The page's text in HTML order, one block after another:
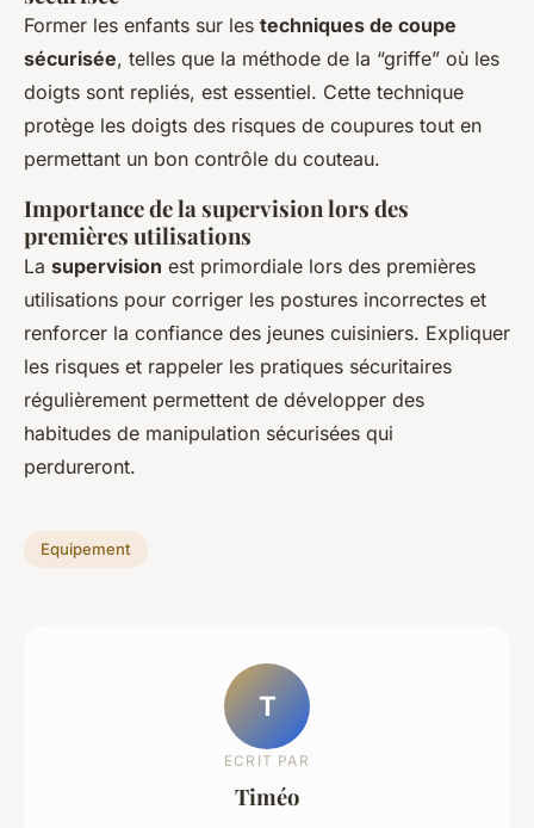
Former les enfants sur les techniques de coupe
sécurisée, telles que la méthode de la “griffe” où les
doigts sont repliés, est essentiel. Cette technique
protège les doigts des risques de coupures tout en
permettant un bon contrôle du couteau.
Importance de la supervision lors des
premières utilisations
La supervision est primordiale lors des premières
utilisations pour corriger les postures incorrectes et
renforcer la confiance des jeunes cuisiniers. Expliquer
les risques et rappeler les pratiques sécuritaires
régulièrement permettent de développer des
habitudes de manipulation sécurisées qui
perdureront.
Equipement
T
ECRIT PAR
Timéo